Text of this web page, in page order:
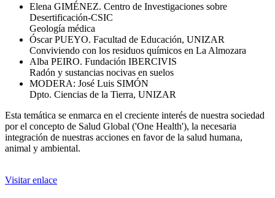
Elena GIMÉNEZ. Centro de Investigaciones sobre
Desertificación-CSIC
Geología médica
Óscar PUEYO. Facultad de Educación, UNIZAR
Conviviendo con los residuos químicos en La Almozara
Alba PEIRO. Fundación IBERCIVIS
Radón y sustancias nocivas en suelos
MODERA: José Luis SIMÓN
Dpto. Ciencias de la Tierra, UNIZAR
Esta temática se enmarca en el creciente interés de nuestra sociedad
por el concepto de Salud Global ('One Health'), la necesaria
integración de nuestras acciones en favor de la salud humana,
animal y ambiental.
Visitar enlace